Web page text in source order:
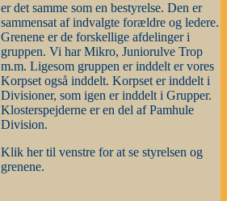
er det samme som en bestyrelse. Den er
sammensat af indvalgte forældre og ledere.
Grenene er de forskellige afdelinger i
gruppen. Vi har Mikro, Juniorulve Trop
m.m. Ligesom gruppen er inddelt er vores
Korpset også inddelt. Korpset er inddelt i
Divisioner, som igen er inddelt i Grupper.
Klosterspejderne er en del af Pamhule
Division.
Klik her til venstre for at se styrelsen og
grenene.